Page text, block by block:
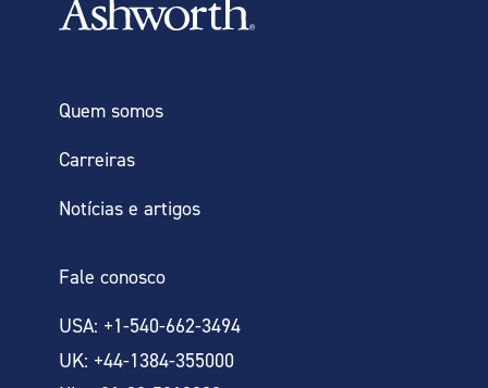
PRECISA DE
INFORMAÇÕES MAIS
DETALHADAS?
MAIS INFORMAÇÕES
Quem somos
Carreiras
Notícias e artigos
Fale conosco
USA: +1-540-662-3494
UK: +44-1384-355000